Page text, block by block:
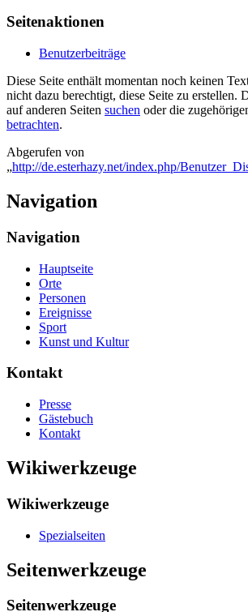
Seitenaktionen
Benutzerbeiträge
Diese Seite enthält momentan noch keinen
nicht dazu berechtigt, diese Seite zu erstellen.
auf anderen Seiten suchen oder die
betrachten.
Abgerufen von
„http://de.esterhazy.net/index.php/
Navigation
Navigation
Hauptseite
Orte
Personen
Ereignisse
Sport
Kunst und Kultur
Kontakt
Presse
Gästebuch
Kontakt
Wikiwerkzeuge
Wikiwerkzeuge
Spezialseiten
Seitenwerkzeuge
Seitenwerkzeuge